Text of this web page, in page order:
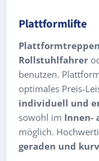
Plattformlifte
Rollstuhlfahrer
benutzen.
optimales Preis-
individuell und
sowohl im Innen-
möglich.
geraden und